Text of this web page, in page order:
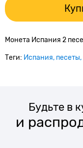
Монета Испания 2
Теги: Испания песеты
Будьте в
и